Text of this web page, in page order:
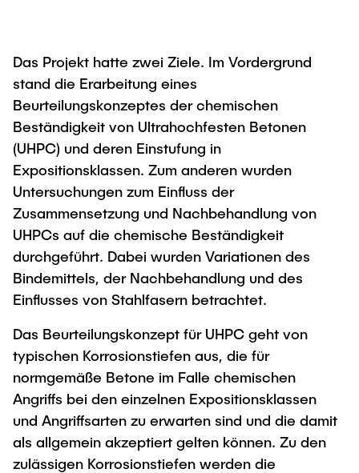
Hochschuldidaktik - ZLL
LearnING Center
Lehre im europäischen Verbund (ECIU)
WorkINGLab / Makerspace
Reaktortechnologien“
Studienbereich FIT
Institute im Überblick
Das Projekt hatte zwei Ziele. Im Vordergrund
stand die Erarbeitung eines
Beurteilungskonzeptes der chemischen
Beständigkeit von Ultrahochfesten Betonen
(UHPC) und deren Einstufung in
Expositionsklassen. Zum anderen wurden
Untersuchungen zum Einfluss der
Zusammensetzung und Nachbehandlung von
UHPCs auf die chemische Beständigkeit
durchgeführt. Dabei wurden Variationen des
Bindemittels, der Nachbehandlung und des
Einflusses von Stahlfasern betrachtet.
Das Beurteilungskonzept für UHPC geht von
typischen Korrosionstiefen aus, die für
normgemäße Betone im Falle chemischen
Angriffs bei den einzelnen Expositionsklassen
und Angriffsarten zu erwarten sind und die damit
als allgemein akzeptiert gelten können. Zu den
zulässigen Korrosionstiefen werden die